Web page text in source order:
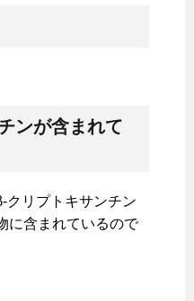
ンが含まれて
クリプトキサンチン
に含まれているので